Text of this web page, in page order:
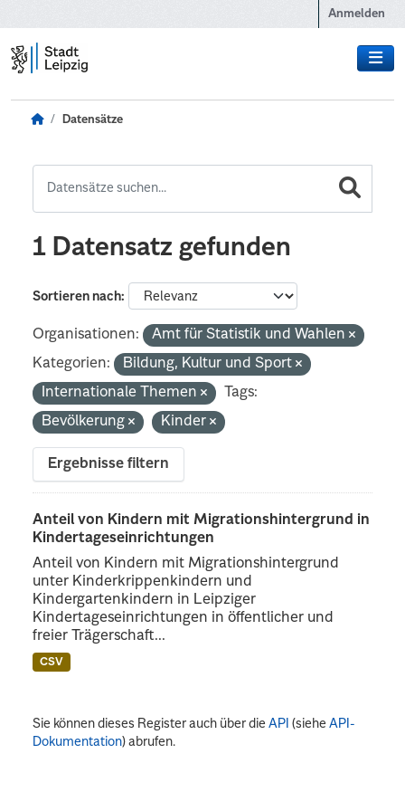
Anmelden
Datensätze
1 Datensatz gefunden
Sortieren nach
Organisationen:
Amt für Statistik und Wahlen
Kategorien:
Bildung, Kultur und Sport
Internationale Themen
Tags:
Bevölkerung
Kinder
Ergebnisse filtern
Anteil von Kindern mit Migrationshintergrund in
Kindertageseinrichtungen
Anteil von Kindern mit Migrationshintergrund
unter Kinderkrippenkindern und
Kindergartenkindern in Leipziger
Kindertageseinrichtungen in öffentlicher und
freier Trägerschaft...
CSV
Sie können dieses Register auch über dieAPI (sieheAPI-
Dokumentation) abrufen.